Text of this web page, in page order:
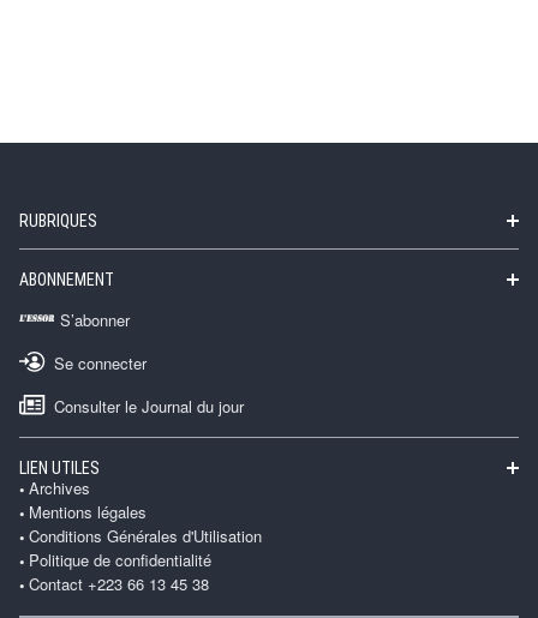
RUBRIQUES
ABONNEMENT
S’abonner
Se connecter
Consulter le Journal du jour
LIEN UTILES
Archives
Mentions légales
Conditions Générales d'Utilisation
Politique de confidentialité
Contact +223 66 13 45 38